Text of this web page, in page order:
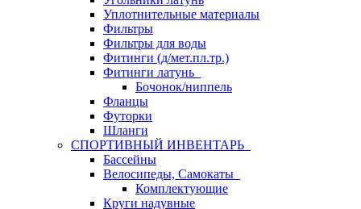
Уплотнительные материалы
Фильтры
Фильтры для воды
Фитинги (д/мет.пл.тр.)
Фитинги латунь
Бочонок/ниппель
Фланцы
Футорки
Шланги
СПОРТИВНЫЙ ИНВЕНТАРЬ
Бассейны
Велосипеды, Самокаты
Комплектующие
Круги надувные